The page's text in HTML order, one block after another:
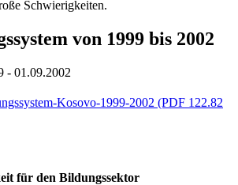
Schwierigkeiten.
von 1999 bis 2002
- 01.09.2002
Kosovo-1999-2002 (PDF 122.82
für den Bildungssektor